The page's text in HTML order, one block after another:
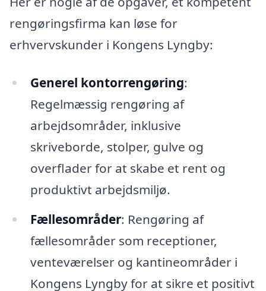
rengøringsfirma kan løse for
erhvervskunder i Kongens Lyngby:
Generel kontorrengøring:
Regelmæssig rengøring af
arbejdsområder, inklusive
skriveborde, stolper, gulve og
overflader for at skabe et rent og
produktivt arbejdsmiljø.
Fællesområder: Rengøring af
fællesområder som receptioner,
venteværelser og kantineområder i
Kongens Lyngby for at sikre et positivt